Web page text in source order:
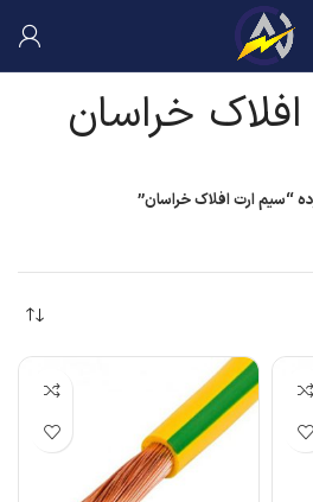
خراسان
ارت افلاک خراسان”